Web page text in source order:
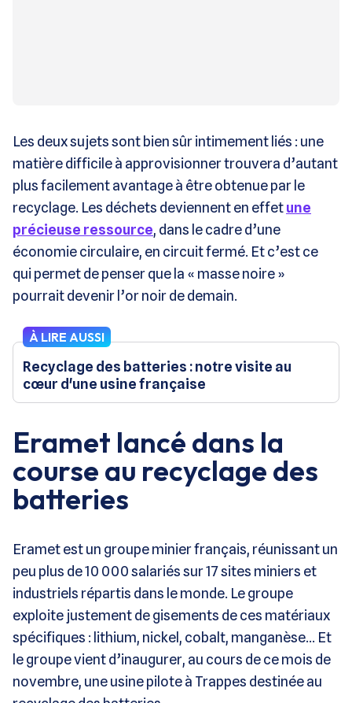
Les deux sujets sont bien sûr intimement liés : une
matière difficile à approvisionner trouvera d’autant
plus facilement avantage à être obtenue par le
recyclage. Les déchets deviennent en effetune
précieuse ressource, dans le cadre d’une
économie circulaire, en circuit fermé. Et c’est ce
qui permet de penser que la « masse noire »
pourrait devenir l’or noir de demain.
À LIRE AUSSI
Recyclage des batteries : notre visite au
cœur d'une usine française
Eramet lancé dans la
course au recyclage des
batteries
Eramet est un groupe minier français, réunissant un
peu plus de 10 000 salariés sur 17 sites miniers et
industriels répartis dans le monde. Le groupe
exploite justement de gisements de ces matériaux
spécifiques : lithium, nickel, cobalt, manganèse… Et
le groupe vient d’inaugurer, au cours de ce mois de
novembre, une usine pilote à Trappes destinée au